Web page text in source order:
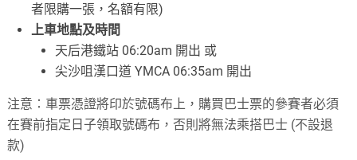
者限購一張，名額有限)
上車地點及時間
天后港鐵站 06:20am 開出 或
尖沙咀漢口道 YMCA 06:35am 開出
注意：車票憑證將印於號碼布上，購買巴士票的參賽者必須
在賽前指定日子領取號碼布，否則將無法乘搭巴士 (不設退
款)